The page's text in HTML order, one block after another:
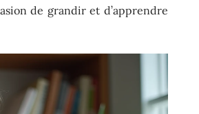
de grandir et d’apprendre